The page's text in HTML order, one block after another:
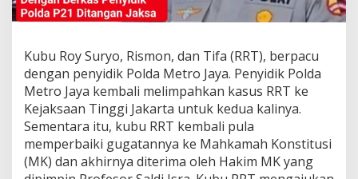
Kubu Roy Suryo, Rismon, dan Tifa (RRT), berpacu
dengan penyidik Polda Metro Jaya. Penyidik Polda
Metro Jaya kembali melimpahkan kasus RRT ke
Kejaksaan Tinggi Jakarta untuk kedua kalinya.
Sementara itu, kubu RRT kembali pula
memperbaiki gugatannya ke Mahkamah Konstitusi
(MK) dan akhirnya diterima oleh Hakim MK yang